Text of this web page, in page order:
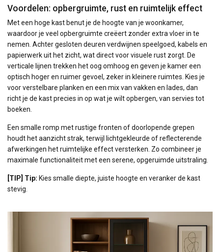
Voordelen: opbergruimte, rust en ruimtelijk effect
Met een hoge kast benut je de hoogte van je woonkamer,
waardoor je veel opbergruimte creëert zonder extra vloer in te
nemen. Achter gesloten deuren verdwijnen speelgoed, kabels en
papierwerk uit het zicht, wat direct voor visuele rust zorgt. De
verticale lijnen trekken het oog omhoog en geven je kamer een
optisch hoger en ruimer gevoel, zeker in kleinere ruimtes. Kies je
voor verstelbare planken en een mix van vakken en lades, dan
richt je de kast precies in op wat je wilt opbergen, van servies tot
boeken.
Een smalle romp met rustige fronten of doorlopende grepen
houdt het aanzicht strak, terwijl lichtgekleurde of reflecterende
afwerkingen het ruimtelijke effect versterken. Zo combineer je
maximale functionaliteit met een serene, opgeruimde uitstraling.
[TIP] Tip: Kies smalle diepte, juiste hoogte en veranker de kast
stevig.